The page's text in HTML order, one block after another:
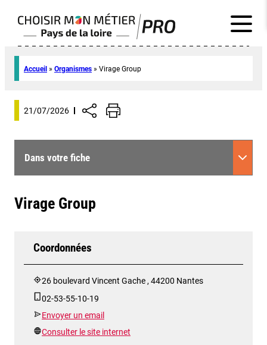
Accueil » Organismes » Virage Group
21/07/2026
Dans votre fiche
Virage Group
Coordonnées
26 boulevard Vincent Gache , 44200 Nantes
02-53-55-10-19
Envoyer un email
Consulter le site internet